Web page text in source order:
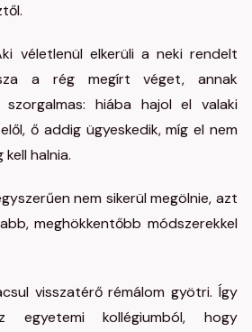
véletlenül elkerüli a neki rendelt
a rég megírt véget, annak
hiába hajol el valaki
ő addig ügyeskedik, míg el nem
halnia.
nem sikerül megölnie, azt
meghökkentőbb módszerekkel
visszatérő rémálom gyötri. Így
egyetemi kollégiumból, hogy